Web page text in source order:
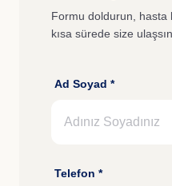
Formu doldurun, hasta
kısa sürede size ulaşsın.
Ad Soyad *
Telefon *